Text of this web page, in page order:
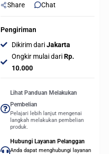
Cooler
IPS
LCD
-
Share Chat
Pengiriman
Dikirim dariJakarta
Ongkir mulai dariRp.
10.000
Lihat Panduan Melakukan
Pembelian
Pelajari lebih lanjut mengenai
langkah melakukan pembelian
produk.
Hubungi Layanan Pelanggan
Anda dapat menghubungi layanan